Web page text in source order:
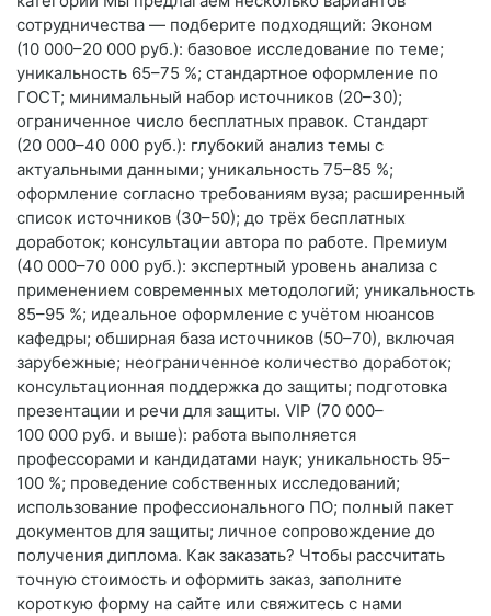
сотрудничества — подберите подходящий: Эконом
(10 000–20 000 руб.): базовое исследование по теме;
уникальность 65–75 %; стандартное оформление по
ГОСТ; минимальный набор источников (20–30);
ограниченное число бесплатных правок. Стандарт
(20 000–40 000 руб.): глубокий анализ темы с
актуальными данными; уникальность 75–85 %;
оформление согласно требованиям вуза; расширенный
список источников (30–50); до трёх бесплатных
доработок; консультации автора по работе. Премиум
(40 000–70 000 руб.): экспертный уровень анализа с
применением современных методологий; уникальность
85–95 %; идеальное оформление с учётом нюансов
кафедры; обширная база источников (50–70), включая
зарубежные; неограниченное количество доработок;
консультационная поддержка до защиты; подготовка
презентации и речи для защиты. VIP (70 000–
100 000 руб. и выше): работа выполняется
профессорами и кандидатами наук; уникальность 95–
100 %; проведение собственных исследований;
использование профессионального ПО; полный пакет
документов для защиты; личное сопровождение до
получения диплома. Как заказать? Чтобы рассчитать
точную стоимость и оформить заказ, заполните
короткую форму на сайте или свяжитесь с нами